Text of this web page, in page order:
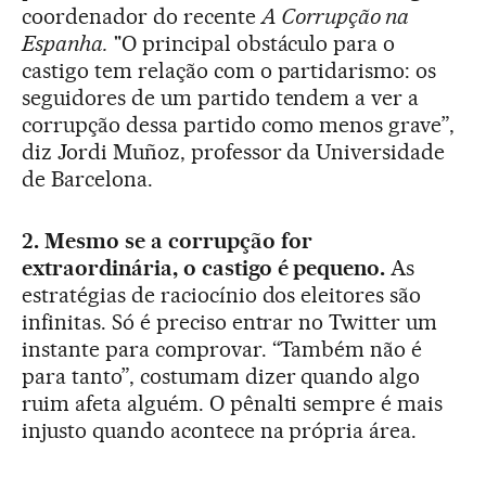
coordenador do recente A Corrupção na
Espanha. "O principal obstáculo para o
castigo tem relação com o partidarismo: os
seguidores de um partido tendem a ver a
corrupção dessa partido como menos grave”,
diz Jordi Muñoz, professor da Universidade
de Barcelona.
2. Mesmo se a corrupção for
extraordinária, o castigo é pequeno. As
estratégias de raciocínio dos eleitores são
infinitas. Só é preciso entrar no Twitter um
instante para comprovar. “Também não é
para tanto”, costumam dizer quando algo
ruim afeta alguém. O pênalti sempre é mais
injusto quando acontece na própria área.